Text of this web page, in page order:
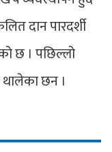
दान पारदर्शी
छ । पछिल्लो
छन ।